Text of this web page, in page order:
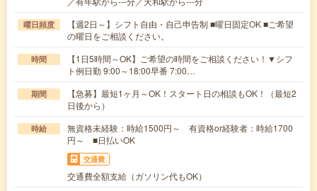
曜日頻度
【週2日～】シフト自由・自己申告制 ■曜日固定OK ■ご希望
の曜日をご相談ください。
時間
【1日5時間～OK】ご希望の時間をご相談ください！▼シフ
ト例日勤 9:00～18:00早番 7:00…
期間
【急募】最短1ヶ月～OK！スタート日の相談もOK！（最短2
日後から）
時給
無資格未経験：時給1500円～ 有資格or経験者：時給1700
円～ ■日払いOK
交通費
交通費全額支給（ガソリン代もOK）